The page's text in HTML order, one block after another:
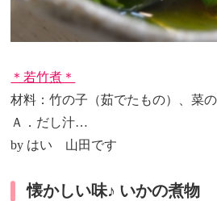
＊若竹煮＊
材料：竹の子（茹でたもの）、菜
Ａ．だし汁…
by はい 山田です
懐かしい味♪ いかの煮物